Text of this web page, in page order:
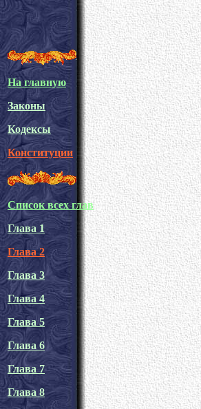
На главную
Законы
Кодексы
Конституции
Список всех глав
Глава 1
Глава 2
Глава 3
Глава 4
Глава 5
Глава 6
Глава 7
Глава 8